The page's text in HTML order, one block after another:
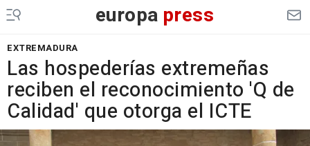
europa press
EXTREMADURA
Las hospederías extremeñas
reciben el reconocimiento 'Q de
Calidad' que otorga el ICTE